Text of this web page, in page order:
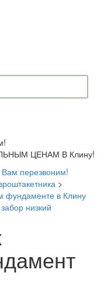
ЦЕНАМ В Клину!
Вам перезвоним!
>
фундаменте в Клину
низкий